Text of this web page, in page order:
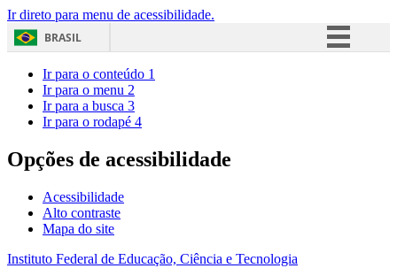
Ir direto para menu de acessibilidade.
BRASIL
Acesso à informação
Ir para o conteúdo 1
Ir para o menu 2
Ir para a busca 3
Ir para o rodapé 4
Opções de acessibilidade
Acessibilidade
Alto contraste
Mapa do site
Instituto Federal de Educação, Ciência e Tecnologia